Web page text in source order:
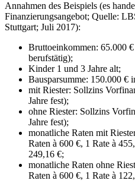
Annahmen des Beispiels (es
Finanzierungsangebot; Quelle:
Stuttgart; Juli 2017):
Bruttoeinkommen: 65.000
berufstätig);
Kinder 1 und 3 Jahre alt;
Bausparsumme: 150.000 €
mit Riester: Sollzins
Jahre fest);
ohne Riester: Sollzins
Jahre fest);
monatliche Raten mit
Raten à 600 €, 1 Rate à
249,16 €;
monatliche Raten ohne
Raten à 600 €, 1 Rate à